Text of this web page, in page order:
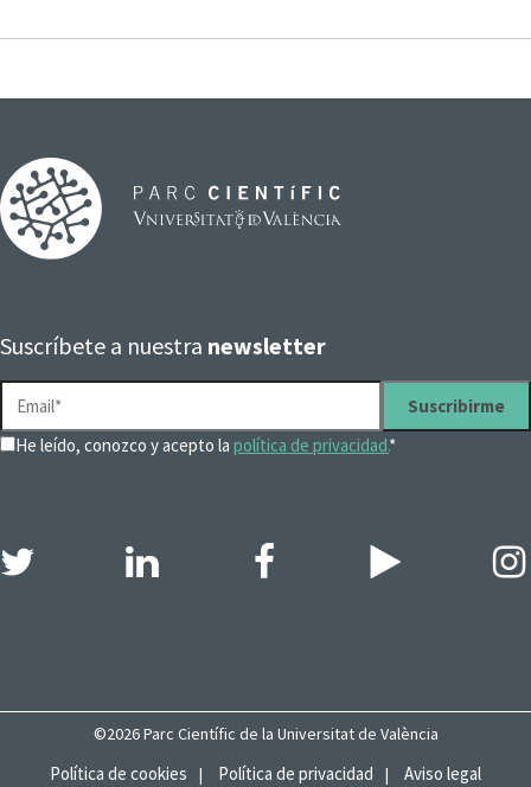
Suscríbete a nuestra newsletter
He leído, conozco y acepto la política de privacidad.*
©2026 Parc Científic de la Universitat de València
Política de cookies Política de privacidad Aviso legal